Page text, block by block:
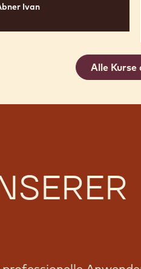
Ivan
Alle Kurse